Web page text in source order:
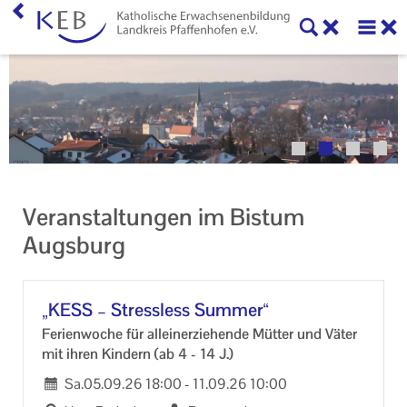
Veranstaltungen im Bistum
Augsburg
„KESS – Stress­less Sum­mer“
Fe­ri­en­wo­che für al­lein­er­zie­hen­de Müt­ter und Väter
mit ihren Kin­dern (ab 4 - 14 J.)
Sa.05.09.26 18:00- 11.09.26 10:00
Veranstaltungen
KEB Pfaffenhofen
50 Jahre KEB im Landkreis Pfaffenhofen
Teilnahmebedingungen
Mitglieder und Kooperationspartner der KEB